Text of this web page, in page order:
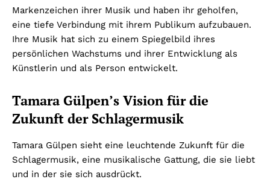
Markenzeichen ihrer Musik und haben ihr geholfen,
eine tiefe Verbindung mit ihrem Publikum aufzubauen.
Ihre Musik hat sich zu einem Spiegelbild ihres
persönlichen Wachstums und ihrer Entwicklung als
Künstlerin und als Person entwickelt.
Tamara Gülpen’s Vision für die
Zukunft der Schlagermusik
Tamara Gülpen sieht eine leuchtende Zukunft für die
Schlagermusik, eine musikalische Gattung, die sie liebt
und in der sie sich ausdrückt.